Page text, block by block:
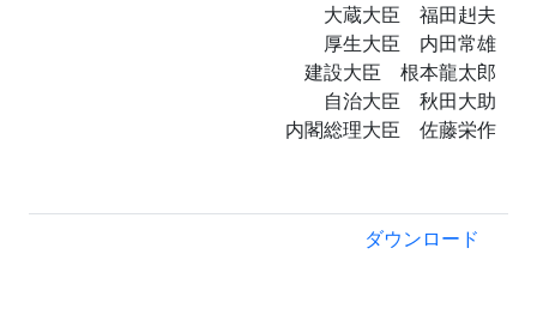
大蔵大臣 福田赳夫
厚生大臣 内田常雄
建設大臣 根本龍太郎
自治大臣 秋田大助
内閣総理大臣 佐藤栄作
ダウンロード